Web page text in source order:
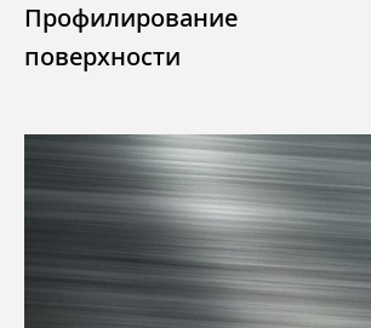
Профилирование
поверхности